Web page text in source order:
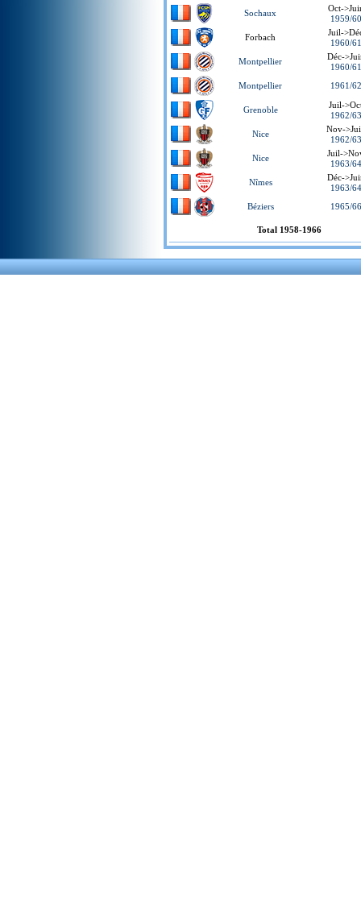
Sochaux
Oct-
1959/60
Forbach
Juil-
1960/61
Montpellier
Déc-
1960/61
Montpellier
1961/62
Grenoble
Juil-
1962/63
Nice
Nov-
1962/63
Nice
Juil-
1963/64
Nîmes
Déc-
1963/64
Béziers
1965/66
Total 1958-1966